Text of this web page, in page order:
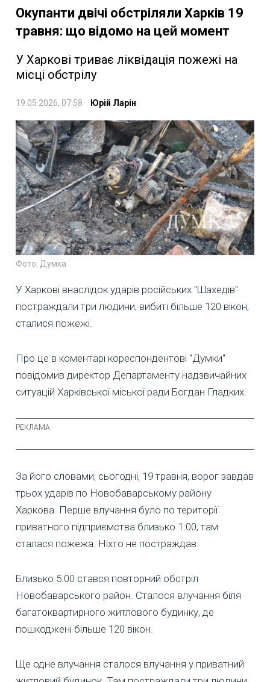
Окупанти двічі обстріляли Харків 19
травня: що відомо на цей момент
У Харкові триває ліквідація пожежі на
місці обстрілу
19.05.2026, 07:58 Юрій Ларін
Фото: Думка
У Харкові внаслідок ударів російських "Шахедів"
постраждали три людини, вибиті більше 120 вікон,
сталися пожежі.
Про це в коментарі кореспондентові "Думки"
повідомив директор Департаменту надзвичайних
ситуацій Харківської міської ради Богдан Гладких.
За його словами, сьогодні, 19 травня, ворог завдав
трьох ударів по Новобаварському району
Харкова. Перше влучання було по території
приватного підприємства близько 1:00, там
сталася пожежа. Ніхто не постраждав.
Близько 5:00 стався повторний обстріл
Новобаварського район. Сталося влучання біля
багатоквартирного житлового будинку, де
пошкоджені більше 120 вікон.
Ще одне влучання сталося влучання у приватний